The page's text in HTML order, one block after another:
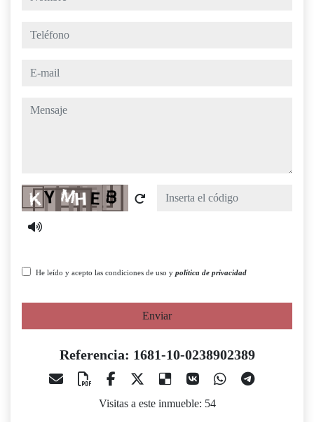
teléfono
e-mail
mensaje
Captcha
He leído y acepto las condiciones de uso y política de privacidad
Enviar
Referencia: 1681-10-0238902389
Visitas a este inmueble: 54